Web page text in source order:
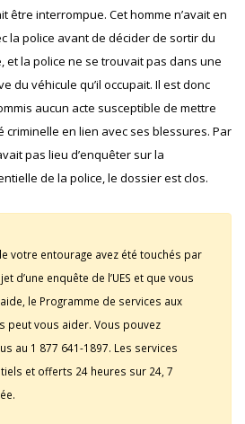
être interrompue. Cet homme n’avait en
la police avant de décider de sortir du
et la police ne se trouvait pas dans une
du véhicule qu’il occupait. Il est donc
aucun acte susceptible de mettre
en lien avec ses blessures. Par
pas lieu d’enquêter sur la
de la police, le dossier est clos.
votre entourage avez été touchés par
d’une enquête de l’UES et que vous
le Programme de services aux
peut vous aider. Vous pouvez
au 1 877 641-1897. Les services
et offerts 24 heures sur 24, 7